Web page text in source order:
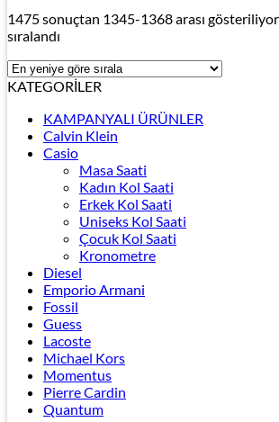
1475 sonuçtan 1345-1368 arası gösteriliyor
sıralandı
KATEGORİLER
KAMPANYALI ÜRÜNLER
Calvin Klein
Casio
Masa Saati
Kadın Kol Saati
Erkek Kol Saati
Uniseks Kol Saati
Çocuk Kol Saati
Kronometre
Diesel
Emporio Armani
Fossil
Guess
Lacoste
Michael Kors
Momentus
Pierre Cardin
Quantum